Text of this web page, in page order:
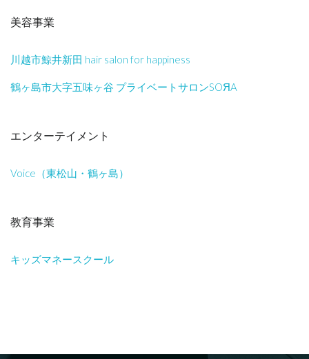
美容事業
川越市鯨井新田 hair salon for happiness
鶴ヶ島市大字五味ヶ谷 プライベートサロンSOЯA
エンターテイメント
Voice（東松山・鶴ヶ島）
教育事業
キッズマネースクール